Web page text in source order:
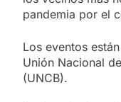
pandemia por el
Los eventos
Unión Nacional
(UNCB).